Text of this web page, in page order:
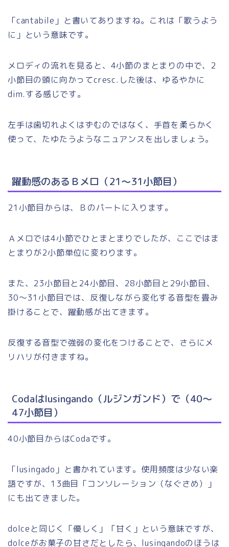
「cantabile」と書いてありますね。これは「歌うよう
に」という意味です。
メロディの流れを見ると、4小節のまとまりの中で、2
小節目の頭に向かってcresc.した後は、ゆるやかに
dim.する感じです。
左手は歯切れよくはずむのではなく、手首を柔らかく
使って、たゆたうようなニュアンスを出しましょう。
躍動感のあるＢメロ（21～31小節目）
21小節目からは、Ｂのパートに入ります。
Ａメロでは4小節でひとまとまりでしたが、ここではま
とまりが2小節単位に変わります。
また、23小節目と24小節目、28小節目と29小節目、
30～31小節目では、反復しながら変化する音型を畳み
掛けることで、躍動感が出てきます。
反復する音型で強弱の変化をつけることで、さらにメ
リハリが付きますね。
Codaはlusingando（ルジンガンド）で（40～
47小節目）
40小節目からはCodaです。
「lusingado」と書かれています。使用頻度は少ない楽
語ですが、13曲目「コンソレーション（なぐさめ）」
にも出てきました。
dolceと同じく「優しく」「甘く」という意味ですが、
dolceがお菓子の甘さだとしたら、lusingandoのほうは